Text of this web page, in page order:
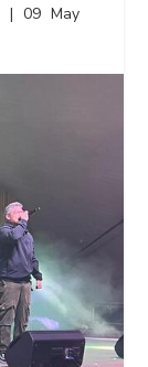
| 09 May